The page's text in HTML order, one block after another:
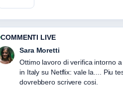
COMMENTI LIVE
Giulia Rossi
Ottima analisi di Scioperi Italia:
verificate e calendario ufficiale. E
sintesi piu chiara che abbia visto